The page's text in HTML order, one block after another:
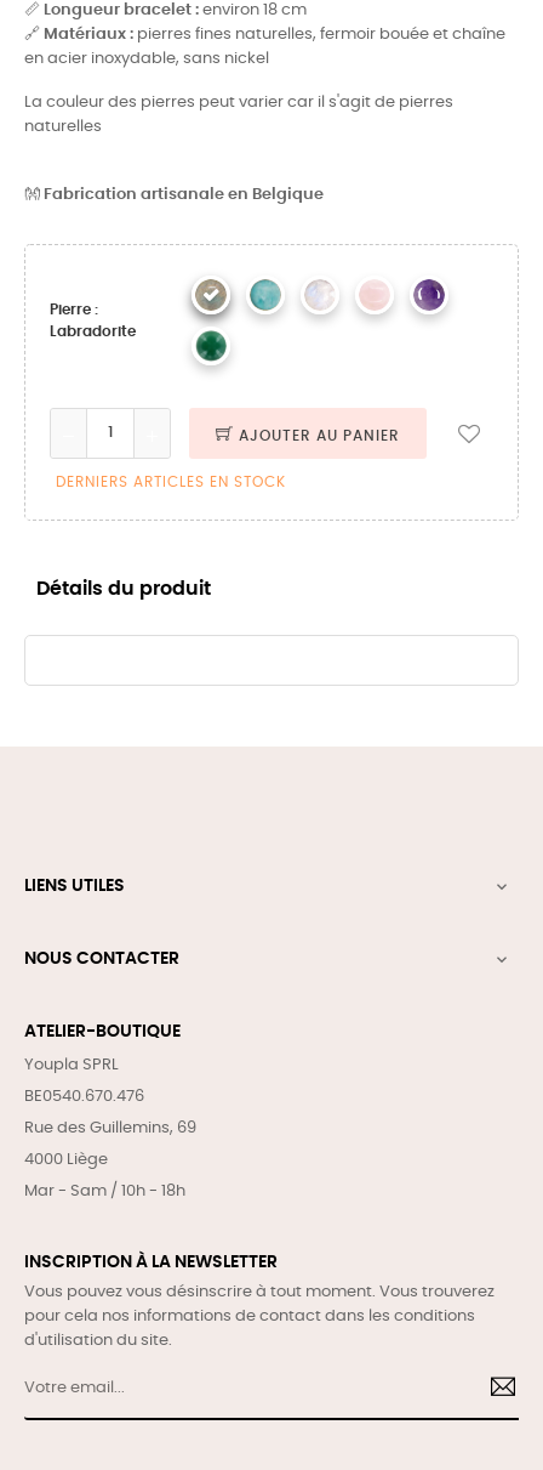
📏
Longueur bracelet : environ 18 cm
🔗 Matériaux : pierres fines naturelles, fermoir bouée et chaîne
en acier inoxydable, sans nickel
La couleur des pierres peut varier car il s'agit de pierres
naturelles
👐 Fabrication artisanale en Belgique
Pierre :
Labradorite
AJOUTER AU PANIER
DERNIERS ARTICLES EN STOCK
Détails du produit
LIENS UTILES 
NOUS CONTACTER 
ATELIER-BOUTIQUE
Youpla SPRL
BE0540.670.476
Rue des Guillemins, 69
4000 Liège
Mar - Sam / 10h - 18h
INSCRIPTION À LA NEWSLETTER
Vous pouvez vous désinscrire à tout moment. Vous trouverez
pour cela nos informations de contact dans les conditions
d'utilisation du site.